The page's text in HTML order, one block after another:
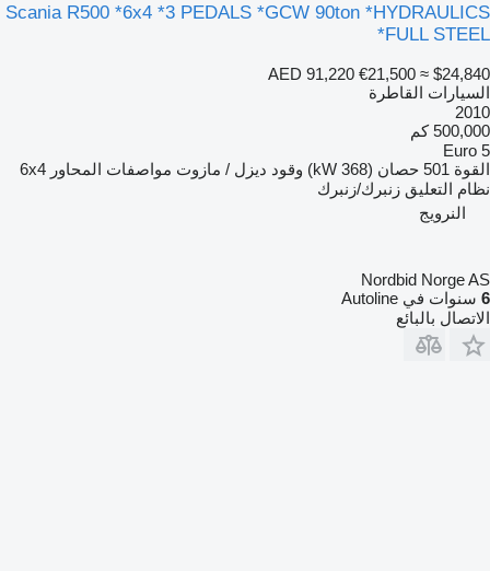
Scania R500 *6x4 *3 PEDALS *GCW 90ton *HYDRAULICS
*FULL STEEL
AED 91,220 €21,500 ≈ $24,840
السيارات القاطرة
2010
500,000 كم
Euro 5
القوة 501 حصان (368 kW) وقود ديزل / مازوت مواصفات المحاور 6x4
نظام التعليق زنبرك/زنبرك
النرويج
Nordbid Norge AS
6 سنوات في Autoline
الاتصال بالبائع